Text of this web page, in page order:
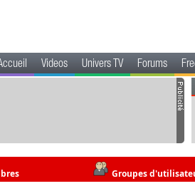
Videos Univers TV Forums
Groupes